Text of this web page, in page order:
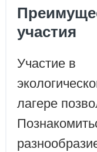
участия
Участие в
лагере